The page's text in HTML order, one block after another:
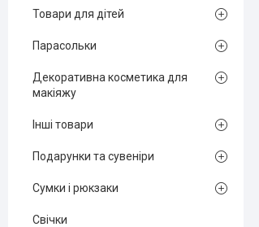
Товари для дітей
Парасольки
Декоративна косметика для
макіяжу
Інші товари
Подарунки та сувеніри
Сумки і рюкзаки
Свічки